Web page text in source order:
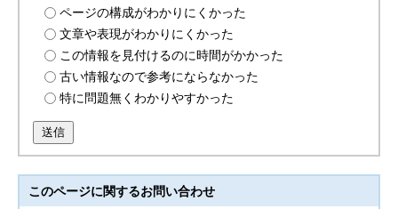
ページの構成がわかりにくかった
文章や表現がわかりにくかった
この情報を見付けるのに時間がかかった
古い情報なので参考にならなかった
特に問題無くわかりやすかった
送信
このページに関するお問い合わせ